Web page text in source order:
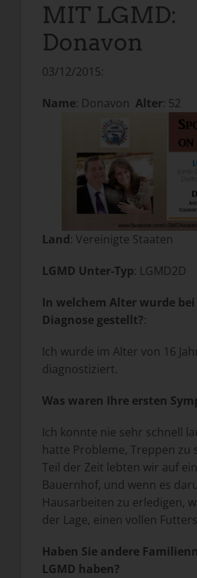
MIT LGMD:
Donavon
03/12/2015:
Name: Donavon Alter: 52
Land: Vereinigte Staaten
LGMD Unter-Typ: LGMD2D
In welchem Alter wurde
Diagnose gestellt?:
Ich wurde im Alter von 16
diagnostiziert.
Was waren Ihre ersten
Ich konnte nie sehr schnell
hatte Probleme, Treppen zu
Teil der Zeit lebten wir auf
Bauernhof, und wenn es
Hausarbeiten zu erledigen,
der Lage, einen vollen
Haben Sie andere
LGMD haben?